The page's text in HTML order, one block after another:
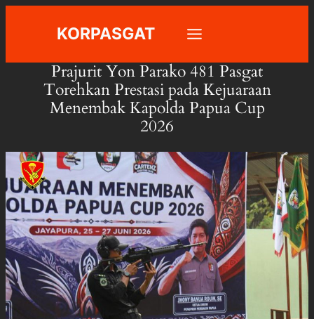
KORPASGAT
Prajurit Yon Parako 481 Pasgat
Torehkan Prestasi pada Kejuaraan
Menembak Kapolda Papua Cup
2026